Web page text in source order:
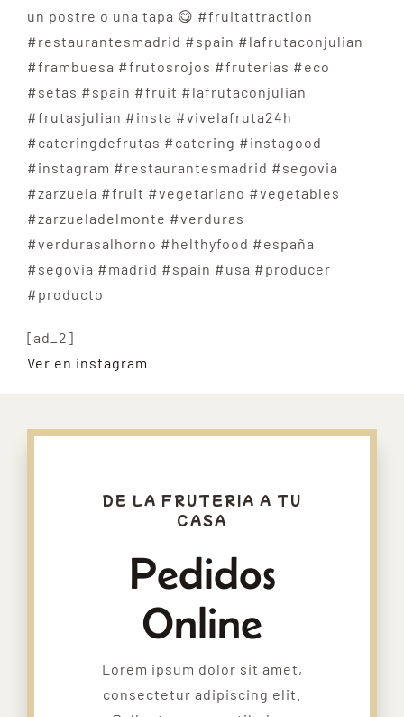
un postre o una tapa 😋 #fruitattraction
#restaurantesmadrid #spain #lafrutaconjulian
#frambuesa #frutosrojos #fruterias #eco
#setas #spain #fruit #lafrutaconjulian
#frutasjulian #insta #vivelafruta24h
#cateringdefrutas #catering #instagood
#instagram #restaurantesmadrid #segovia
#zarzuela #fruit #vegetariano #vegetables
#zarzueladelmonte #verduras
#verdurasalhorno #helthyfood #españa
#segovia #madrid #spain #usa #producer
#producto
[ad_2]
Ver en instagram
DE LA FRUTERIA A TU
CASA
Pedidos
Online
Lorem ipsum dolor sit amet,
consectetur adipiscing elit.